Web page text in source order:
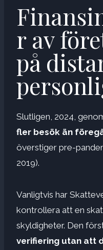
r av
på
Slutligen, 2024,
fler besök än
överstiger pre-
2019).
Vanligtvis har
kontrollera att en
skyldigheter. Den
verifiering utan att